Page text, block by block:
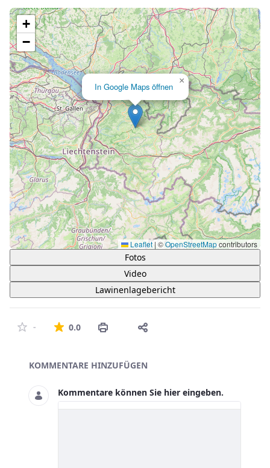
Lade Karte...
In Google Maps öffnen
×
+
−
Leaflet | ©OpenStreetMapcontributors
Fotos
Video
Lawinenlagebericht
- 0.0Die durchschnittliche Bewertung ist 0 von 5
Asset-Herausgeber
KOMMENTARE HINZUFÜGEN
Kommentare können Sie hier eingeben.